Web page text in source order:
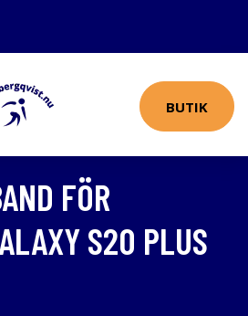
BUTIK
FÖR
S20 PLUS